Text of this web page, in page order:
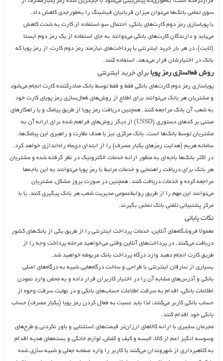
سوی تمامی بانک‌ها می‌توان میزان قربانیان فیشینگ را به‌طورجدی کاهش داد.
با پویاسازی رمز دوم کارت‌های بانکی، احتمال سوء‌استفاده از کارت به شدت کاهش
می‌یابد و دارندگان کارت‌های بانکی می‌توانند به جای استفاده از یک رمز دوم ایستا
(ثابت)، در هر بار خرید اینترنتی یا پرداخت‌های نیازمند رمز دوم کارت، از رمز پویا که
بانک در اختیارشان قرار می‌دهد، استفاده کنند.
روش فعالسازی رمز پویا برای خرید اینترنتی
پویاسازی رمز دوم کارت‌های بانکی فقط و فقط توسط بانک صادرکننده کارت انجام می‌شود
و مشتریان هر بانک می‌توانند برای اطلاع از روش‌های فعال‌سازی رمز پویای کارت خود
به شعب آن بانک مراجعه کنند. همچنین دریافت رمز پویا از طریق پیامک و یا راهکار‌های
مبتنی بر کد‌های دستوری (USSD) از دیگر روش‌های فراهم شده برای ارائه آن به
مشتریان توسط بانک‌ها است. بانک مرکزی نیز با هدف نظارت و راهبری این پیامک‌ها،
سامانه هریم (هدایت رمز‌های یکبار مصرف) را از ابتدای دی‌ماه راه‌اندازی خواهد کرد.
در اکثر بانک‌ها باجه‌ای به منظور ارائه خدمات الکترونیک در نظر گرفته شده و مشتریان
هر بانک برای دریافت راهنمایی و خدمات مرتبط با رمز پویا می‌توانند به این باجه‌ها
مراجعه کرده و خدمات دریافت کنند. همچنین در صورت بروز مشکل، مشتریان
می‌توانند این مهم را از طریق روابط‌عمومی مدیریت شعب هر بانک پیگیری کنند. یا با
مرکز پشتیبانی تلفنی بانک تماس بگیرند.
نکات پایانی
معمولا فروشگاه‌های آنلاین، خدمات پرداخت اینترنتی را از طریق یکی از بانک‌های کشور
دریافت می‌کنند. در پرداخت‌های آنلاین وقتی می‌خواهید مرحله پرداخت وجه را از
طریق کارت انجام دهید وارد درگاه پرداخت بانک مربوطه خواهید شد.
بسیاری از سارقان اینترنتی با طراحی و ساخت درگاه‌هایی شبیه به درگاه‌های اصلی
بانکی و آدرس‌های مشابه آن را در اختیار کاربران قرار داده و به محض وارد نمودن
اطلاعات بانکی، اقدام به سرقت اطلاعات حساب‌های بانکی و در نهایت سرقت وجوه از
حساب بانکی کاربر می‌کنند، لذا باید نسبت به فعال کردن رمز پویا (یکبار مصرف) حساب
بانکی خود اقدام کنند.
مجرمان سایبری با ارائه کالاهای ارزان‌تر قیمت‌های استثنایی و باور نکردنی و طرح‌های
وسوسه انگیز اعم از کالا، البسه و کیف و کفش، لوازم خانگی و بسته‌های هدیه اقدام
به کلاهبرداری از شهروندان می‌کنند یا کاربر را وارد صفحه جعلی و شبیه سازی شده